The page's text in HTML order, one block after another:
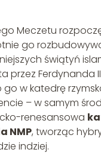
Meczetu
go
świątyń
przez Ferdynanda
go w katedrę
– w samym
renesansowa
NMP, tworząc
indziej.